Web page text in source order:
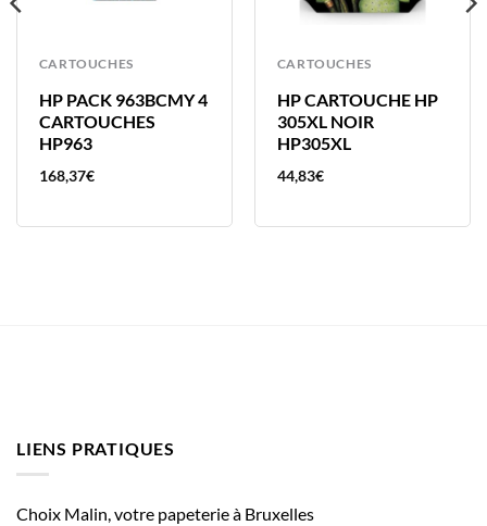
CARTOUCHES
HP PACK 963BCMY 4
CARTOUCHES
HP963
168,37€
CARTOUCHES
HP CARTOUCHE HP
305XL NOIR
HP305XL
44,83€
LIENS PRATIQUES
Choix Malin, votre papeterie à Bruxelles